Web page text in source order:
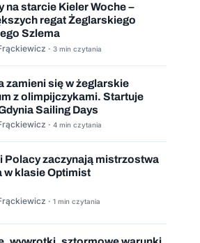
na starcie Kieler Woche –
regat Żeglarskiego
Szlema
· 3 min czytania
zamieni się w żeglarskie
z olimpijczykami. Startuje
Sailing Days
· 4 min czytania
Polacy zaczynają mistrzostwa
w klasie Optimist
· 1 min czytania